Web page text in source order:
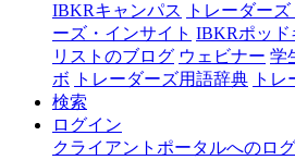
IBKRキャンパス
トレーダー
ーズ・インサイト IBKRポッド
リストのブログ ウェビナー 学
ボ
トレーダーズ用語辞典 ト
検索
ログイン
クライアントポータルへのロ